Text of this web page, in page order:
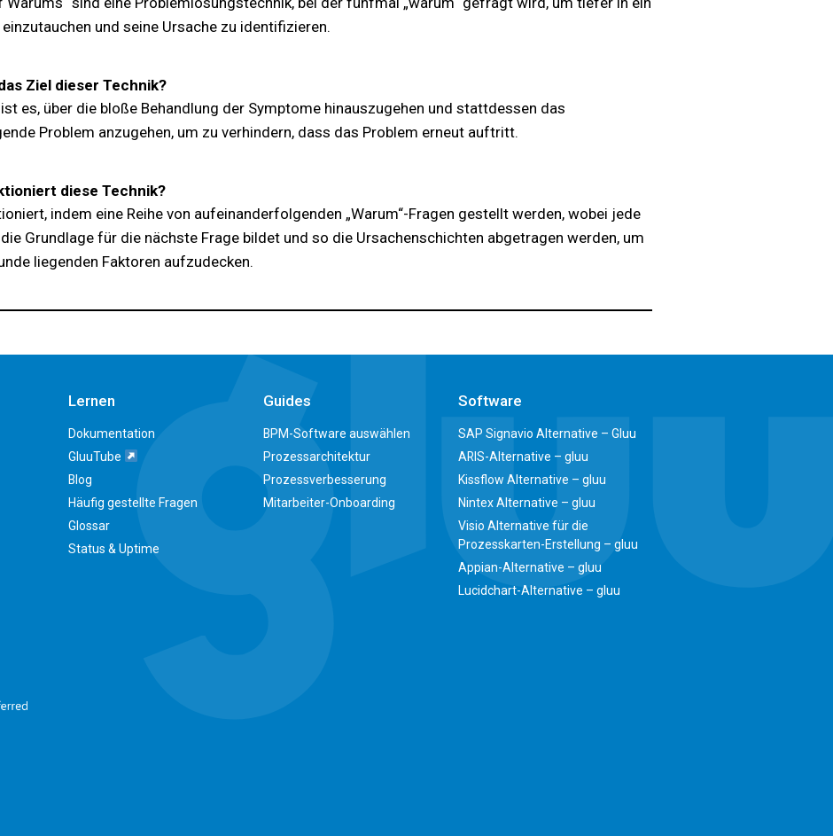
und seine Ursache zu identifizieren.
Ziel dieser Technik?
es, über die bloße Behandlung der Symptome hinauszugehen und stattdessen das
Problem anzugehen, um zu verhindern, dass das Problem erneut auftritt.
diese Technik?
indem eine Reihe von aufeinanderfolgenden „Warum“-Fragen gestellt werden, wobei jede
Grundlage für die nächste Frage bildet und so die Ursachenschichten abgetragen werden, um
liegenden Faktoren aufzudecken.
Lernen
Dokumentation
GluuTube
Blog
Häufig gestellte Fragen
Glossar
Status & Uptime
Guides
BPM-Software auswählen
Prozessarchitektur
Prozessverbesserung
Mitarbeiter-Onboarding
Software
SAP Signavio Alternative – Gluu
ARIS-Alternative – gluu
Kissflow Alternative – gluu
Nintex Alternative – gluu
Visio Alternative für die
Prozesskarten-Erstellung – gluu
Appian-Alternative – gluu
Lucidchart-Alternative – gluu